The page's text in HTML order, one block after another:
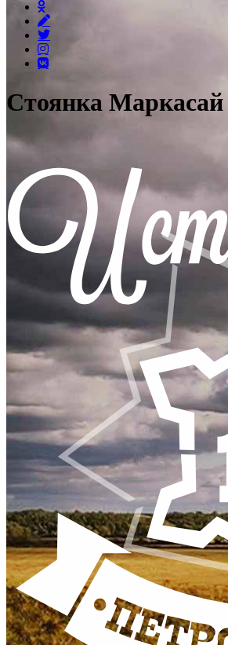
Стоянка